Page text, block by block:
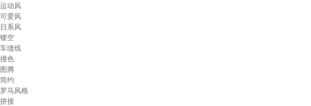
运动风
可爱风
日系风
镂空
车缝线
撞色
图腾
简约
罗马风格
拼接